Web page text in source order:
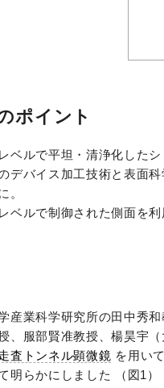
ポイント
ベルで平坦・清浄化した
デバイス加工技術と表面
。
ベルで制御された側面を
産業科学研究所の田中秀
、服部賢准教授、楊昊宇
査トンネル顕微鏡 を用い
明らかにしました （図1）